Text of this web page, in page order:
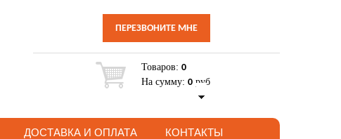
ПЕРЕЗВОНИТЕ МНЕ
Товаров: 0
На сумму: 0 руб
ДОСТАВКА И ОПЛАТА КОНТАКТЫ